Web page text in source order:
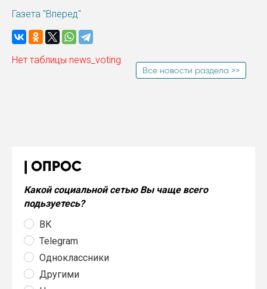
Газета "Вперед"
Нет таблицы news_voting
Все новости раздела >>
ОПРОС
Какой социальной сетью Вы чаще всего
подьзуетесь?
ВК
Telegram
Одноклассники
Другими